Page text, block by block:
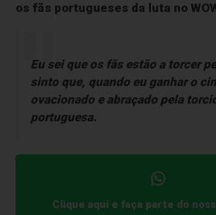
os fãs portugueses da luta no
Eu sei que os fãs estão a torcer
sinto que, quando eu ganhar o
ovacionado e abraçado pela
portuguesa.
Clique aqui e faça parte do